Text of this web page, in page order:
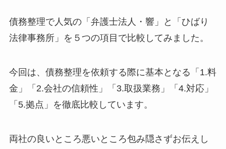
債務整理で人気の「弁護士法人・響」と「ひばり
法律事務所」を５つの項目で比較してみました。
今回は、債務整理を依頼する際に基本となる「1.料
金」「2.会社の信頼性」「3.取扱業務」「4.対応」
「5.拠点」を徹底比較しています。
両社の良いところ悪いところ包み隠さずお伝えし